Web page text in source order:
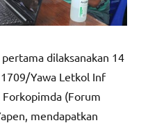
dilaksanakan 14
Yawa Letkol Inf
Forkopimda (Forum
mendapatkan